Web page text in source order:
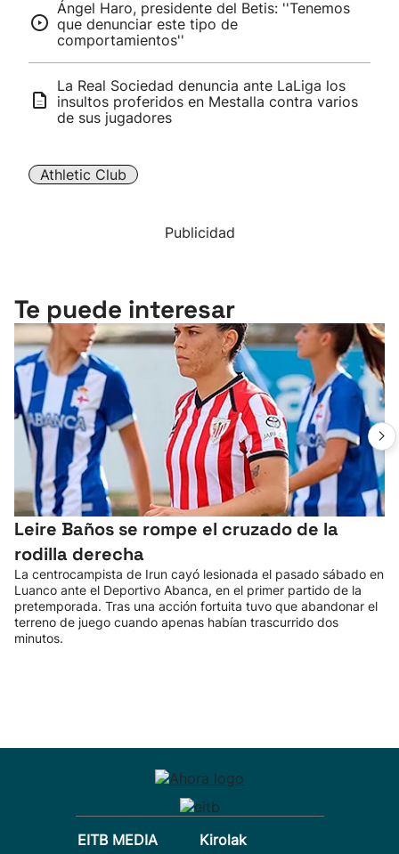
Ángel Haro, presidente del Betis: ''Tenemos
que denunciar este tipo de
comportamientos''
La Real Sociedad denuncia ante LaLiga los
insultos proferidos en Mestalla contra varios
de sus jugadores
Athletic Club
Publicidad
Te puede interesar
Leire Baños se rompe el cruzado de la
rodilla derecha
La centrocampista de Irun cayó lesionada el pasado sábado en
Luanco ante el Deportivo Abanca, en el primer partido de la
pretemporada. Tras una acción fortuita tuvo que abandonar el
terreno de juego cuando apenas habían trascurrido dos
minutos.
EITB MEDIA
Kirolak